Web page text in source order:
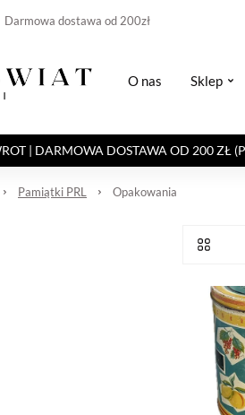
Darmowa dostawa od 200zł
O nas Sklep
| DARMOWA DOSTAWA OD 200 ZŁ
Pamiątki PRL Opakowania